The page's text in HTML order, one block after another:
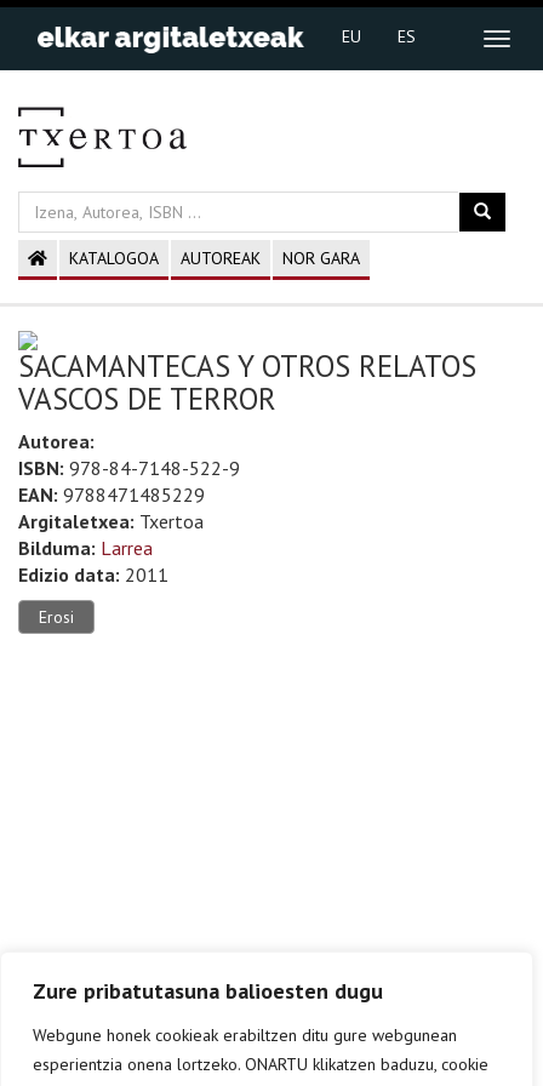
Zure pribatutasuna balioesten dugu
Webgune honek cookieak erabiltzen ditu gure webgunean
esperientzia onena lortzeko. ONARTU klikatzen baduzu, cookie
EU ES
KATALOGOA AUTOREAK NOR GARA
SACAMANTECAS Y OTROS RELATOS
VASCOS DE TERROR
Autorea:
ISBN: 978-84-7148-522-9
EAN: 9788471485229
Argitaletxea: Txertoa
Bilduma: Larrea
Edizio data: 2011
Erosi